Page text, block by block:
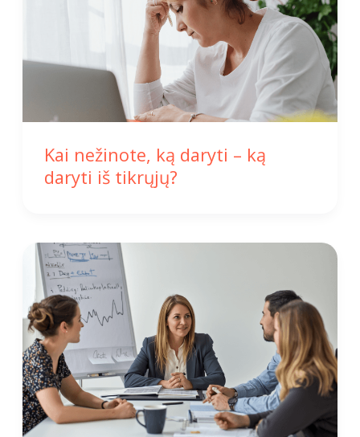
Kai nežinote, ką daryti – ką
daryti iš tikrųjų?